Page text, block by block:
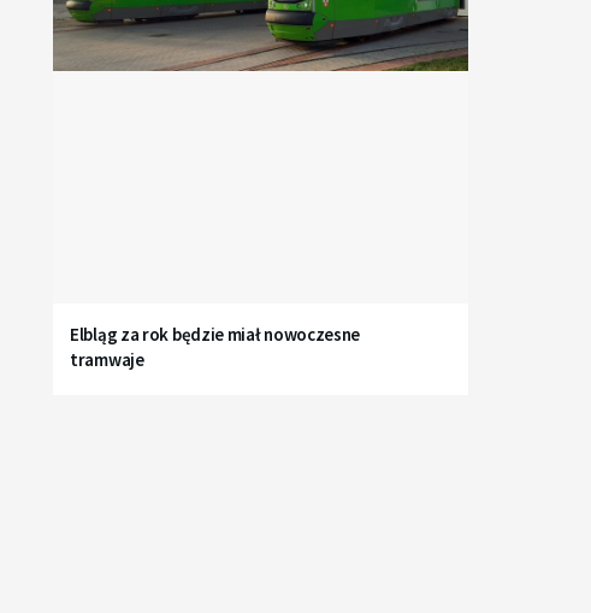
Elbląg za rok będzie miał nowoczesne
tramwaje